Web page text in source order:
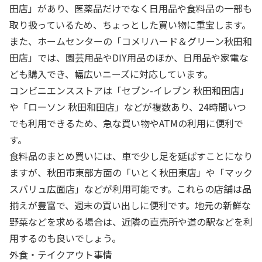
田店」があり、医薬品だけでなく日用品や食料品の一部も
取り扱っているため、ちょっとした買い物に重宝します。
また、ホームセンターの「コメリハード＆グリーン秋田和
田店」では、園芸用品やDIY用品のほか、日用品や家電な
ども購入でき、幅広いニーズに対応しています。
コンビニエンスストアは「セブン-イレブン 秋田和田店」
や「ローソン 秋田和田店」などが複数あり、24時間いつ
でも利用できるため、急な買い物やATMの利用に便利で
す。
食料品のまとめ買いには、車で少し足を延ばすことになり
ますが、秋田市東部方面の「いとく秋田東店」や「マック
スバリュ広面店」などが利用可能です。これらの店舗は品
揃えが豊富で、週末の買い出しに便利です。地元の新鮮な
野菜などを求める場合は、近隣の直売所や道の駅などを利
用するのも良いでしょう。
外食・テイクアウト事情